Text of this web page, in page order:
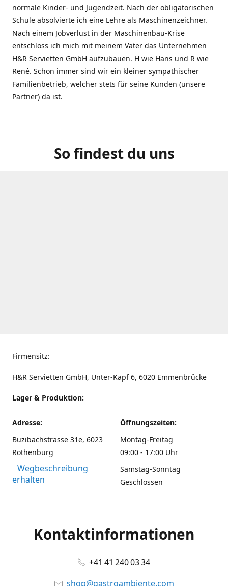
normale Kinder- und Jugendzeit. Nach der obligatorischen
Schule absolvierte ich eine Lehre als Maschinenzeichner.
Nach einem Jobverlust in der Maschinenbau-Krise
entschloss ich mich mit meinem Vater das Unternehmen
H&R Servietten GmbH aufzubauen. H wie Hans und R wie
René. Schon immer sind wir ein kleiner sympathischer
Familienbetrieb, welcher stets für seine Kunden (unsere
Partner) da ist.
So findest du uns
Firmensitz:
H&R Servietten GmbH, Unter-Kapf 6, 6020 Emmenbrücke
Lager & Produktion:
Adresse:
Buzibachstrasse 31e, 6023
Rothenburg
Wegbeschreibung
erhalten
Öffnungszeiten:
Montag-Freitag
09:00 - 17:00 Uhr
Samstag-Sonntag
Geschlossen
Kontaktinformationen
+41 41 240 03 34
shop@gastroambiente.com